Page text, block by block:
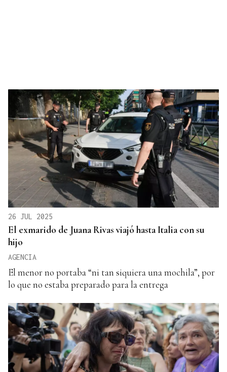
26 JUL 2025
El exmarido de Juana Rivas viajó hasta Italia con su
hijo
AGENCIA
El menor no portaba “ni tan siquiera una mochila”, por
lo que no estaba preparado para la entrega